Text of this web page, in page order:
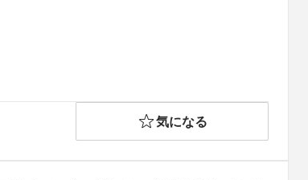
気になる